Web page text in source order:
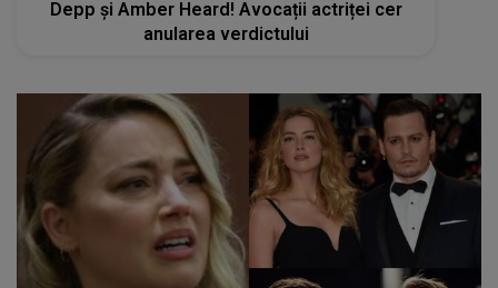
Depp și Amber Heard! Avocații actriței cer
anularea verdictului